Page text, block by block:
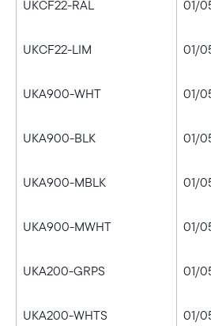
UKCF22-RAL 01/
UKCF22-LIM 01/
UKA900-WHT 01/
UKA900-BLK 01/
UKA900-MBLK 01/
UKA900-MWHT 01/
UKA200-GRPS 01/
UKA200-WHTS 01/